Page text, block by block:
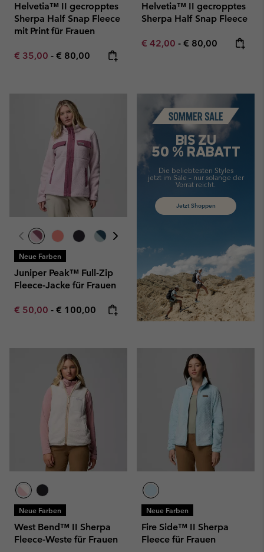
Helvetia™ II gecropptes
Sherpa Half Snap Fleece
mit Print für Frauen
Minimum sale price:
€ 35,00 - Maximum price:
€ 80,00
Helvetia™ II gecropptes
Sherpa Half Snap Fleece
Minimum sale price:
€ 42,00 - Maximum price:
€ 80,00
Neue Farben
Juniper Peak™ Full-Zip
Fleece-Jacke für Frauen
Minimum sale price:
€ 50,00 - Maximum price:
€ 100,00
Summer Sale
BIS ZU
50 % RABATT
Die beliebtesten Styles
jetzt im Sale – nur solange der
Vorrat reicht.
Jetzt Shoppen
Neue Farben
West Bend™ II Sherpa
Fleece-Weste für Frauen
Neue Farben
Fire Side™ II Sherpa
Fleece für Frauen